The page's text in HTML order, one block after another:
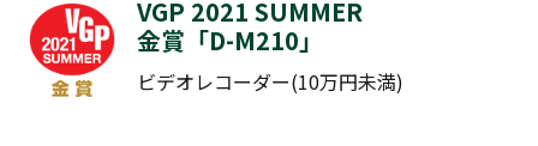
VGP 2021 SUMMER
金賞「D-M210」
ビデオレコーダー(10万円未満)